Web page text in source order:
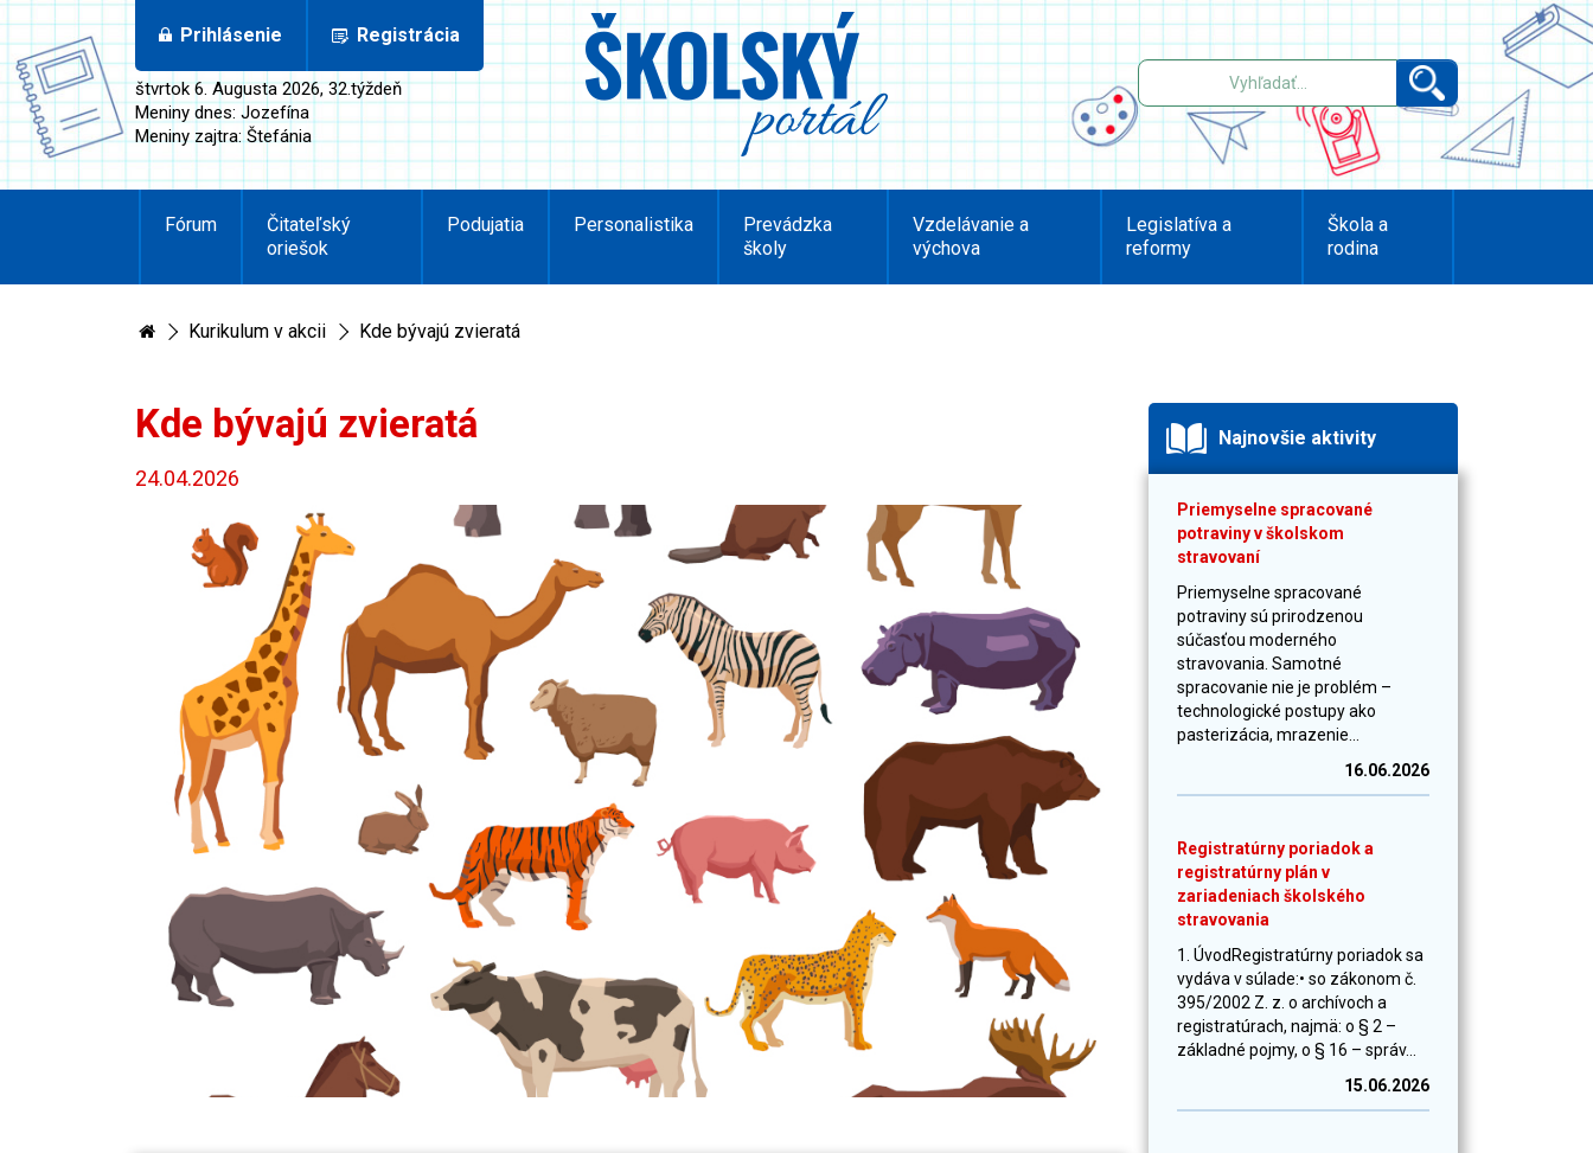
Prihlásenie Registrácia
štvrtok 6. Augusta 2026, 32.týždeň
Meniny dnes: Jozefína
Meniny zajtra: Štefánia
Fórum
Čitateľský
oriešok
Podujatia Personalistika
Prevádzka
školy
Vzdelávanie a
výchova
Legislatíva a
reformy
Škola a
rodina
Kurikulum v akcii Kde bývajú zvieratá
Kde bývajú zvieratá
24.04.2026
Najnovšie aktivity
Priemyselne spracované
potraviny v školskom
stravovaní
Priemyselne spracované
potraviny sú prirodzenou
súčasťou moderného
stravovania. Samotné
spracovanie nie je problém –
technologické postupy ako
pasterizácia, mrazenie...
16.06.2026
Registratúrny poriadok a
registratúrny plán v
zariadeniach školského
stravovania
1. ÚvodRegistratúrny poriadok sa
vydáva v súlade:• so zákonom č.
395/2002 Z. z. o archívoch a
registratúrach, najmä: o § 2 –
základné pojmy, o § 16 – správ...
15.06.2026